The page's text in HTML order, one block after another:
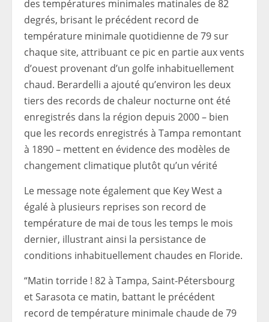
des températures minimales matinales de 82
degrés, brisant le précédent record de
température minimale quotidienne de 79 sur
chaque site, attribuant ce pic en partie aux vents
d’ouest provenant d’un golfe inhabituellement
chaud. Berardelli a ajouté qu’environ les deux
tiers des records de chaleur nocturne ont été
enregistrés dans la région depuis 2000 – bien
que les records enregistrés à Tampa remontant
à 1890 – mettent en évidence des modèles de
changement climatique plutôt qu’un vérité
Le message note également que Key West a
égalé à plusieurs reprises son record de
température de mai de tous les temps le mois
dernier, illustrant ainsi la persistance de
conditions inhabituellement chaudes en Floride.
“Matin torride ! 82 à Tampa, Saint-Pétersbourg
et Sarasota ce matin, battant le précédent
record de température minimale chaude de 79